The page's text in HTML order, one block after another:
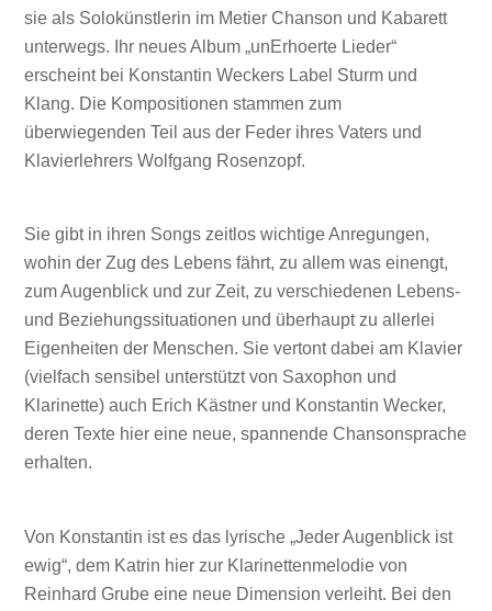
sie als Solokünstlerin im Metier Chanson und Kabarett
unterwegs. Ihr neues Album „unErhoerte Lieder“
erscheint bei Konstantin Weckers Label Sturm und
Klang. Die Kompositionen stammen zum
überwiegenden Teil aus der Feder ihres Vaters und
Klavierlehrers Wolfgang Rosenzopf.
Sie gibt in ihren Songs zeitlos wichtige Anregungen,
wohin der Zug des Lebens fährt, zu allem was einengt,
zum Augenblick und zur Zeit, zu verschiedenen Lebens-
und Beziehungssituationen und überhaupt zu allerlei
Eigenheiten der Menschen. Sie vertont dabei am Klavier
(vielfach sensibel unterstützt von Saxophon und
Klarinette) auch Erich Kästner und Konstantin Wecker,
deren Texte hier eine neue, spannende Chansonsprache
erhalten.
Von Konstantin ist es das lyrische „Jeder Augenblick ist
ewig“, dem Katrin hier zur Klarinettenmelodie von
Reinhard Grube eine neue Dimension verleiht. Bei den